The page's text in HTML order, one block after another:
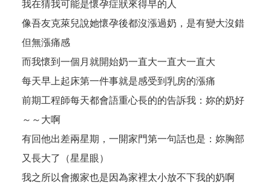
我在猜我可能是懷孕症狀來得早的人
像吾友克萊兒說她懷孕後都沒漲過奶，是有變大沒錯
但無漲痛感
而我懷到一個月就開始奶一直大一直大一直大
每天早上起床第一件事就是感受到乳房的漲痛
前期工程師每天都會語重心長的的告訴我：妳的奶好
～～大啊
有回他出差兩星期，一開家門第一句話也是：妳胸部
又長大了（星星眼）
我之所以會搬家也是因為家裡太小放不下我的奶啊